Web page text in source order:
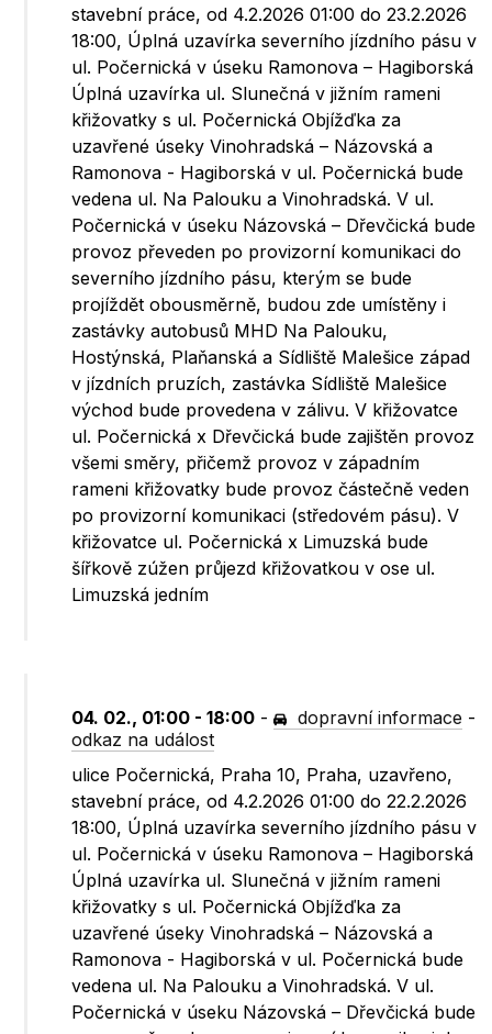
stavební práce, od 4.2.2026 01:00 do 23.2.2026
18:00, Úplná uzavírka severního jízdního pásu v
ul. Počernická v úseku Ramonova – Hagiborská
Úplná uzavírka ul. Slunečná v jižním rameni
křižovatky s ul. Počernická Objížďka za
uzavřené úseky Vinohradská – Názovská a
Ramonova - Hagiborská v ul. Počernická bude
vedena ul. Na Palouku a Vinohradská. V ul.
Počernická v úseku Názovská – Dřevčická bude
provoz převeden po provizorní komunikaci do
severního jízdního pásu, kterým se bude
projíždět obousměrně, budou zde umístěny i
zastávky autobusů MHD Na Palouku,
Hostýnská, Plaňanská a Sídliště Malešice západ
v jízdních pruzích, zastávka Sídliště Malešice
východ bude provedena v zálivu. V křižovatce
ul. Počernická x Dřevčická bude zajištěn provoz
všemi směry, přičemž provoz v západním
rameni křižovatky bude provoz částečně veden
po provizorní komunikaci (středovém pásu). V
křižovatce ul. Počernická x Limuzská bude
šířkově zúžen průjezd křižovatkou v ose ul.
Limuzská jedním
04. 02., 01:00 - 18:00 - dopravní informace -
odkaz na událost
ulice Počernická, Praha 10, Praha, uzavřeno,
stavební práce, od 4.2.2026 01:00 do 22.2.2026
18:00, Úplná uzavírka severního jízdního pásu v
ul. Počernická v úseku Ramonova – Hagiborská
Úplná uzavírka ul. Slunečná v jižním rameni
křižovatky s ul. Počernická Objížďka za
uzavřené úseky Vinohradská – Názovská a
Ramonova - Hagiborská v ul. Počernická bude
vedena ul. Na Palouku a Vinohradská. V ul.
Počernická v úseku Názovská – Dřevčická bude